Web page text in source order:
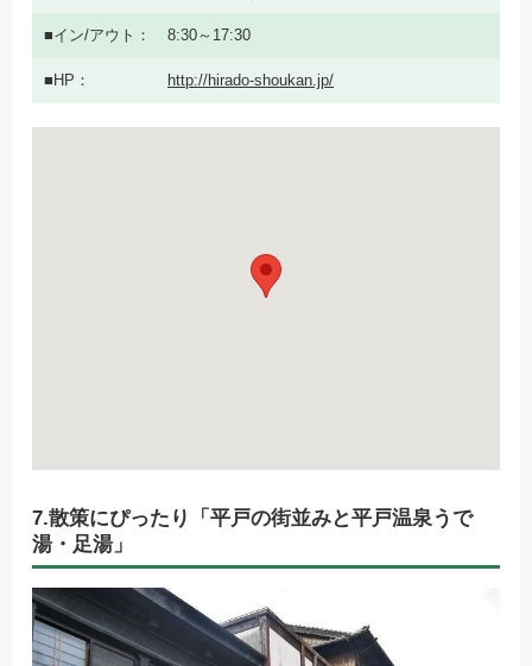
イン/アウト 8:30～17:30
HP http://hirado-shoukan.jp/
7.散策にぴったり「平戸の街並みと平戸温泉うで
湯・足湯」